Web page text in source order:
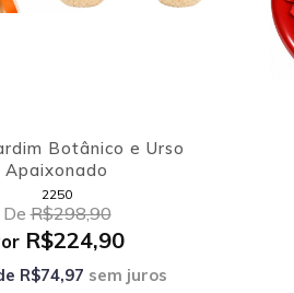
Botânico e Urso
Apaixonado
2250
De R$298,90
R$224,90
R$74,97 sem juros